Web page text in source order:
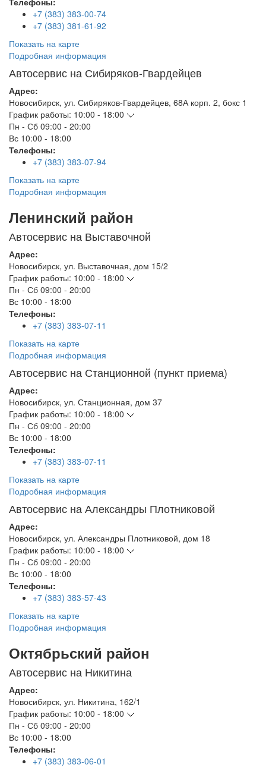
+7 (383) 383-00-74
+7 (383) 381-61-92
Показать на карте
Подробная информация
Автосервис на Сибиряков-Гвардейцев
Адрес:
Новосибирск, ул. Сибиряков-Гвардейцев, 68А корп. 2, бокс 1
График работы: 10:00 - 18:00
Пн - Сб 09:00 - 20:00
Вс 10:00 - 18:00
Телефоны:
+7 (383) 383-07-94
Показать на карте
Подробная информация
Ленинский район
Автосервис на Выставочной
Адрес:
Новосибирск, ул. Выставочная, дом 15/2
График работы: 10:00 - 18:00
Пн - Сб 09:00 - 20:00
Вс 10:00 - 18:00
Телефоны:
+7 (383) 383-07-11
Показать на карте
Подробная информация
Автосервис на Станционной (пункт приема)
Адрес:
Новосибирск, ул. Станционная, дом 37
График работы: 10:00 - 18:00
Пн - Сб 09:00 - 20:00
Вс 10:00 - 18:00
Телефоны:
+7 (383) 383-07-11
Показать на карте
Подробная информация
Автосервис на Александры Плотниковой
Адрес:
Новосибирск, ул. Александры Плотниковой, дом 18
График работы: 10:00 - 18:00
Пн - Сб 09:00 - 20:00
Вс 10:00 - 18:00
Телефоны:
+7 (383) 383-57-43
Показать на карте
Подробная информация
Октябрьский район
Автосервис на Никитина
Адрес:
Новосибирск, ул. Никитина, 162/1
График работы: 10:00 - 18:00
Пн - Сб 09:00 - 20:00
Вс 10:00 - 18:00
Телефоны:
+7 (383) 383-06-01